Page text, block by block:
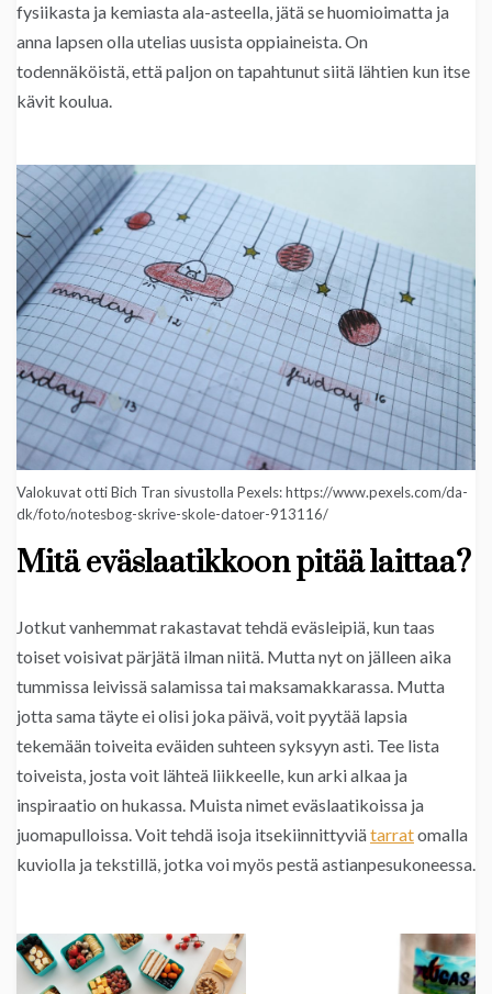
fysiikasta ja kemiasta ala-asteella, jätä se huomioimatta ja
anna lapsen olla utelias uusista oppiaineista. On
todennäköistä, että paljon on tapahtunut siitä lähtien kun itse
kävit koulua.
Valokuvat otti Bich Tran sivustolla Pexels: https://www.pexels.com/da-
dk/foto/notesbog-skrive-skole-datoer-913116/
Mitä eväslaatikkoon pitää laittaa?
Jotkut vanhemmat rakastavat tehdä eväsleipiä, kun taas
toiset voisivat pärjätä ilman niitä. Mutta nyt on jälleen aika
tummissa leivissä salamissa tai maksamakkarassa. Mutta
jotta sama täyte ei olisi joka päivä, voit pyytää lapsia
tekemään toiveita eväiden suhteen syksyyn asti. Tee lista
toiveista, josta voit lähteä liikkeelle, kun arki alkaa ja
inspiraatio on hukassa. Muista nimet eväslaatikoissa ja
juomapulloissa. Voit tehdä isoja itsekiinnittyviätarratomalla
kuviolla ja tekstillä, jotka voi myös pestä astianpesukoneessa.